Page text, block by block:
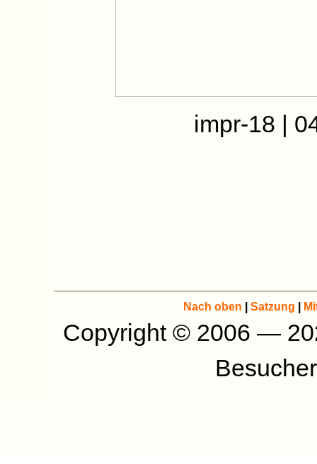
impr-18 |
Nach oben |Satzung
Copyright © 2006 —